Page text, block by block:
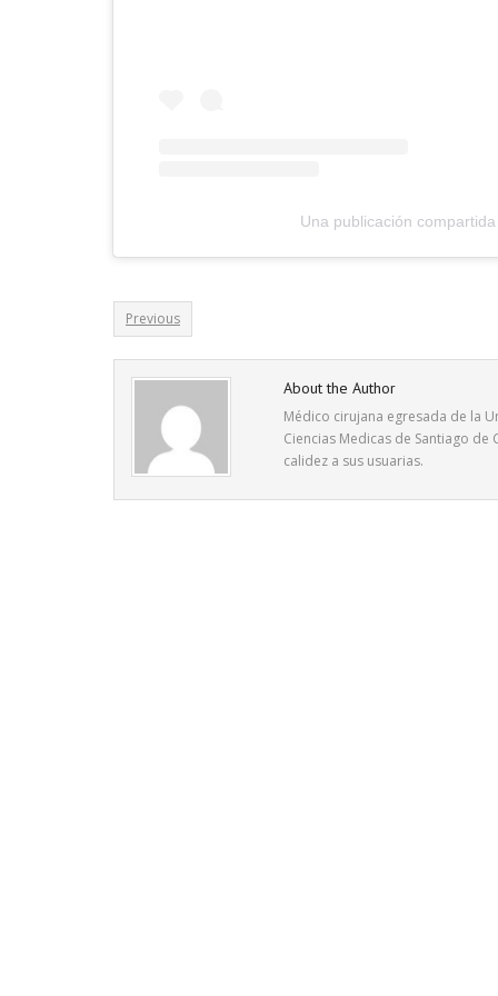
Una publicación
Previous
About the Author
Médico cirujana egresada de la
Ciencias Medicas de Santiago
calidez a sus usuarias.